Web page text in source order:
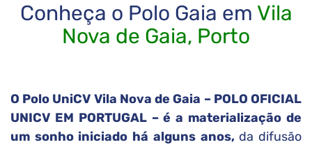
Conheça o Polo Gaia em Vila
Nova de Gaia, Porto
O Polo UniCV Vila Nova de Gaia – POLO OFICIAL
UNICV EM PORTUGAL – é a materialização de
um sonho iniciado há alguns anos,da difusão